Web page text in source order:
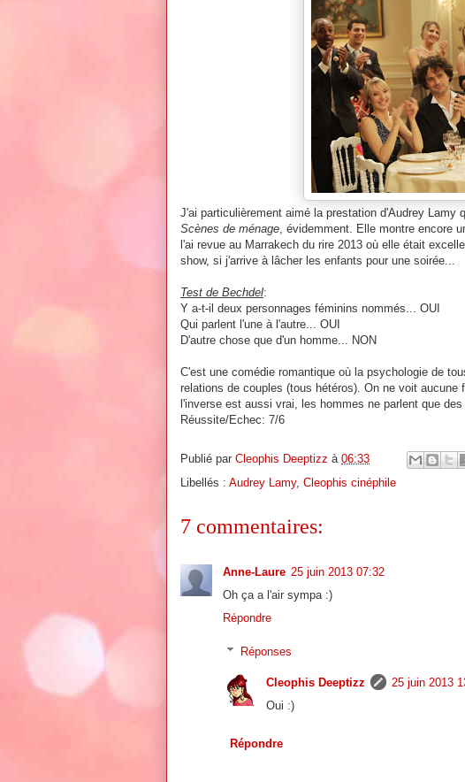
J'ai particulièrement aimé la prestation d'Audrey Lamy
Scènes de ménage , évidemment. Elle montre encore
l'ai revue au Marrakech du rire 2013 où elle était
show, si j'arrive à lâcher les enfants pour une soirée...
Test de Bechdel:
Y a-t-il deux personnages féminins nommés... OUI
Qui parlent l'une à l'autre... OUI
D'autre chose que d'un homme... NON
C'est une comédie romantique où la psychologie de
relations de couples (tous hétéros). On ne voit aucune
l'inverse est aussi vrai, les hommes ne parlent que des
Réussite/Echec: 7/6
Publié par Cleophis Deeptizz à 06:33
Libellés : Audrey Lamy, Cleophis cinéphile
7 commentaires:
Anne-Laure 25 juin 2013 07:32
Oh ça a l'air sympa :)
Répondre
Réponses
Cleophis Deeptizz
25 juin 2013
Oui :)
Répondre